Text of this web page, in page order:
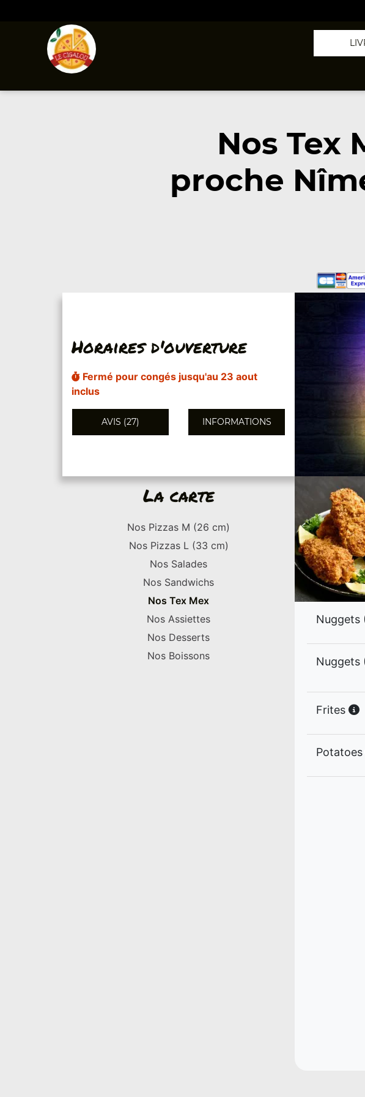
Nos Tex
proche
Horaires d'ouverture
Fermé pour congés jusqu'au 23 aout
inclus
AVIS (27) INFORMATIONS
La carte
Nos Pizzas M (26 cm)
Nos Pizzas L (33 cm)
Nos Salades
Nos Sandwichs
Nos Tex Mex
Nos Assiettes
Nos Desserts
Nos Boissons
Nuggets
Nuggets
Frites
Potatoes